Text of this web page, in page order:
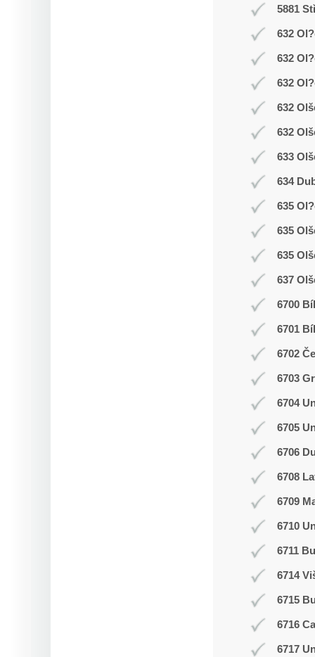
5881
632
632
632
632
632
633
634
635
635
635
637
6700
6701
6702
6703
6704
6705
6706
6708
6709
6710
6711
6714
6715
6716
6717